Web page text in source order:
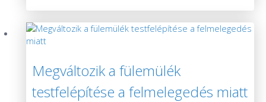
Megváltozik a fülemülék
testfelépítése a felmelegedés miatt